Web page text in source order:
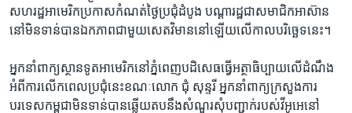
សហរដ្ឋ​អាមេរិក​ប្រកាស​កំណត់​ថ្ងៃ​ប្រជុំ​ដំបូង បណ្ដា​រដ្ឋ​ជា​សមាជិក​អាស៊ាន​
នៅ​មិន​ទាន់​បាន​ឯកភាព​ជាមួយ​សេតវិមាន​នៅ​ឡើយ​លើ​កាល​បរិច្ឆេទ​នេះ។
អ្នក​នាំ​ពាក្យ​ស្ថាន​ទូត​អាមេរិក​នៅ​ភ្នំពេញ​បដិសេធ​ធ្វើ​អត្ថាធិប្បាយ​លើ​ដំណឹង​
អំពី​ការ​លើក​ពេល​ប្រជុំ​នេះ​ខណៈ​លោក ជុំ សុន្ទរី អ្នក​នាំ​ពាក្យ​ក្រសួង​ការ​
បរទេស​កម្ពុជា​មិន​ទាន់​បាន​ឆ្លើយ​តប​នឹង​សំណួរ​សុំ​បញ្ជាក់​របស់​វីអូអេ​នៅ​